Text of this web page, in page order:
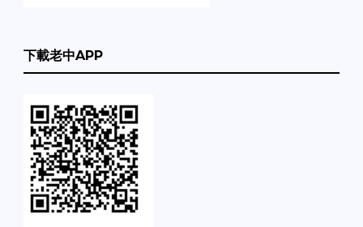
下載老中APP